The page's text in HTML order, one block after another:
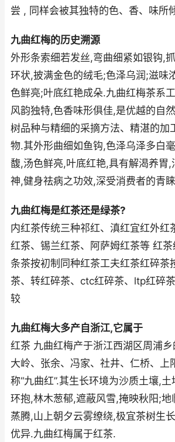
尝 , 同样会被其独特的色、香、味所
九曲红梅的历史溯源
外形条索细若发丝,弯曲细紧如银钩,
环状,披满金色的绒毛;色泽乌润;滋味
色鲜亮;叶底红艳成朵.九曲红梅茶系
风韵独特,色香味形俱佳,是优越的自
树品种与精细的采摘方法、精湛的加
物.其外形曲细如鱼钩,色泽乌泽多白
馥,汤色鲜亮,叶底红艳,具有解渴养胃,
神,健身祛病之功效,深受消费者的青睐
九曲红梅是红茶还是绿茶?
内红茶传统三种祁红、滇红宜红外红
红茶、锡兰红茶、阿萨姆红茶等 红
条茶按初制同种红茶工夫红茶红碎茶
茶、转红碎茶、ctc红碎茶、ltp红碎
较
九曲红梅大多产自浙江,它属于
红茶 九曲红梅产于浙江西湖区周浦乡
大岭、张余、冯家、社井、仁桥、上
称“九曲红”.其生长环境为沙质土壤,
环抱,林木葱郁,遮蔽风雪,掩映秋阳;地
蒸腾,山上朝夕云雾缭绕,极宜茶树生
优异.九曲红梅属于红茶.